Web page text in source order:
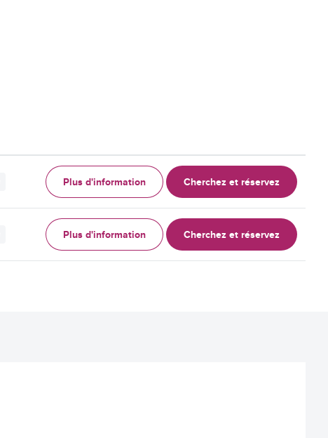
Plus d'information Cherchez et réservez
Plus d'information Cherchez et réservez